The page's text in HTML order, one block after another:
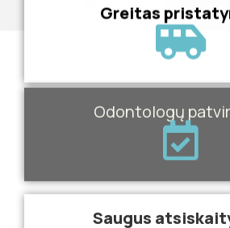
Greitas
Odontologų
Saugus